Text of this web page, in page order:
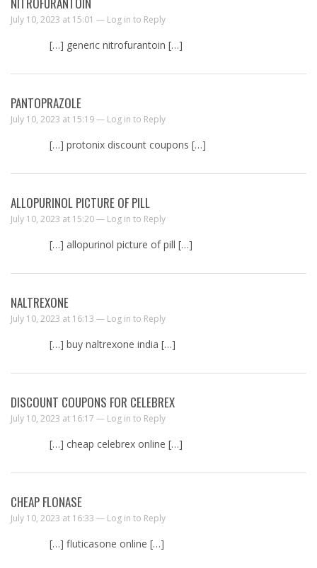
July 10, 2023 at 15:01 — Log in to Reply
[…] generic nitrofurantoin […]
PANTOPRAZOLE
July 10, 2023 at 15:19 — Log in to Reply
[…] protonix discount coupons […]
ALLOPURINOL PICTURE OF PILL
July 10, 2023 at 15:20 — Log in to Reply
[…] allopurinol picture of pill […]
NALTREXONE
July 10, 2023 at 16:13 — Log in to Reply
[…] buy naltrexone india […]
DISCOUNT COUPONS FOR CELEBREX
July 10, 2023 at 16:17 — Log in to Reply
[…] cheap celebrex online […]
CHEAP FLONASE
July 10, 2023 at 16:33 — Log in to Reply
[…] fluticasone online […]